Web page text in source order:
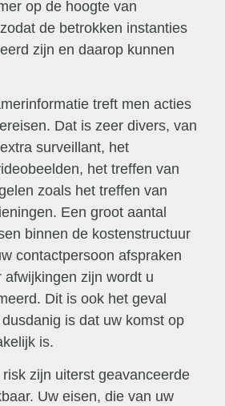
op de hoogte van
de betrokken instanties
zijn en daarop kunnen
treft men acties
Dat is zeer divers, van
surveillant, het
het treffen van
zoals het treffen van
Een groot aantal
binnen de kostenstructuur
contactpersoon afspraken
afwijkingen zijn wordt u
Dit is ook het geval
is dat uw komst op
is.
zijn uiterst geavanceerde
Uw eisen, die van uw